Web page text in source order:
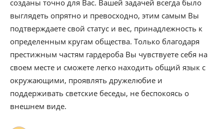
созданы точно для Вас. Вашей задачей всегда было
выглядеть опрятно и превосходно, этим самым Вы
подтверждаете свой статус и вес, принадлежность к
определенным кругам общества. Только благодаря
престижным частям гардероба Вы чувствуете себя на
своем месте и сможете легко находить общий язык с
окружающими, проявлять дружелюбие и
поддерживать светские беседы, не беспокоясь о
внешнем виде.